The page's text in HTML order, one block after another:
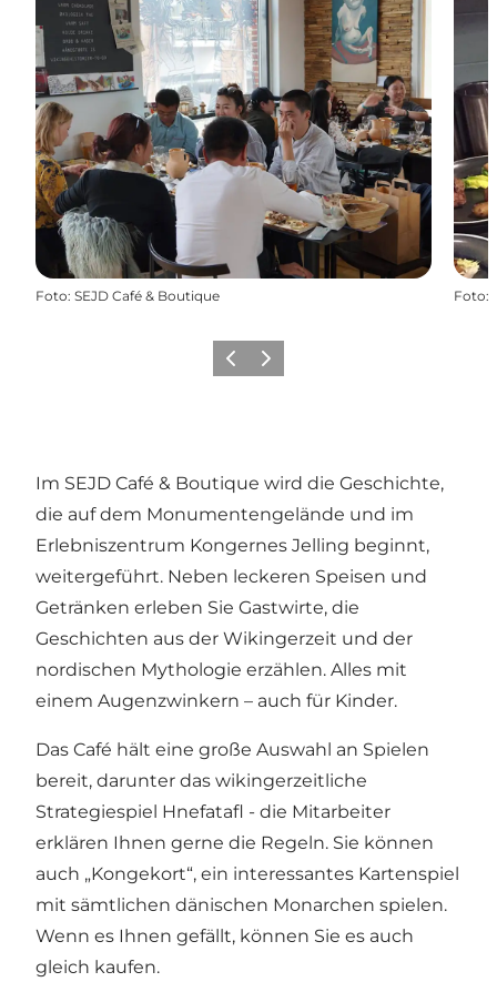
Foto: SEJD Café & Boutique Foto:
ZurückWeiter
Im SEJD Café & Boutique wird die Geschichte,
die auf dem Monumentengelände und im
Erlebniszentrum Kongernes Jelling beginnt,
weitergeführt. Neben leckeren Speisen und
Getränken erleben Sie Gastwirte, die
Geschichten aus der Wikingerzeit und der
nordischen Mythologie erzählen. Alles mit
einem Augenzwinkern – auch für Kinder.
Das Café hält eine große Auswahl an Spielen
bereit, darunter das wikingerzeitliche
Strategiespiel Hnefatafl - die Mitarbeiter
erklären Ihnen gerne die Regeln. Sie können
auch „Kongekort“, ein interessantes Kartenspiel
mit sämtlichen dänischen Monarchen spielen.
Wenn es Ihnen gefällt, können Sie es auch
gleich kaufen.